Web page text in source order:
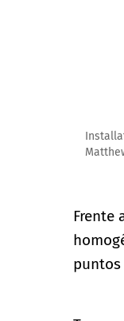
Frente
puntos